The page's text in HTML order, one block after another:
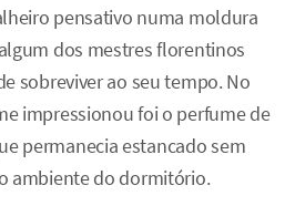
pensativo numa moldura
dos mestres florentinos
sobreviver ao seu tempo. No
impressionou foi o perfume de
permanecia estancado sem
ambiente do dormitório.